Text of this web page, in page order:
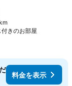
きのお部屋料金を表
料金を表示